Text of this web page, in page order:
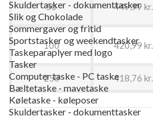
Skuldertasker - dokumenttasker
Slik og Chokolade
Sommergaver og fritid
Sportstasker og weekendtasker
Taskeparaplyer med logo
Tasker
Computer taske - PC taske
Bæltetaske - mavetaske
Køletaske - køleposer
Skuldertasker - dokumenttasker
50 449,99 kr.
100 420,99 kr.
250 418,76 kr.